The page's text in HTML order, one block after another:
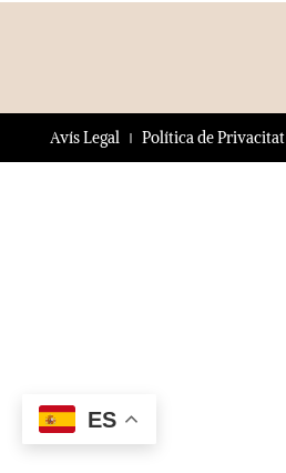
Avís Legal Política de Privacitat
ES